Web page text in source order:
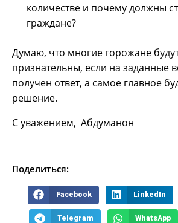
количестве и почему должны
граждане?
Думаю, что многие горожане
признательны, если на заданные
получен ответ, а самое главное
решение.
С уважением, Абдуманон
Поделиться:
Facebook LinkedIn
Telegram WhatsApp